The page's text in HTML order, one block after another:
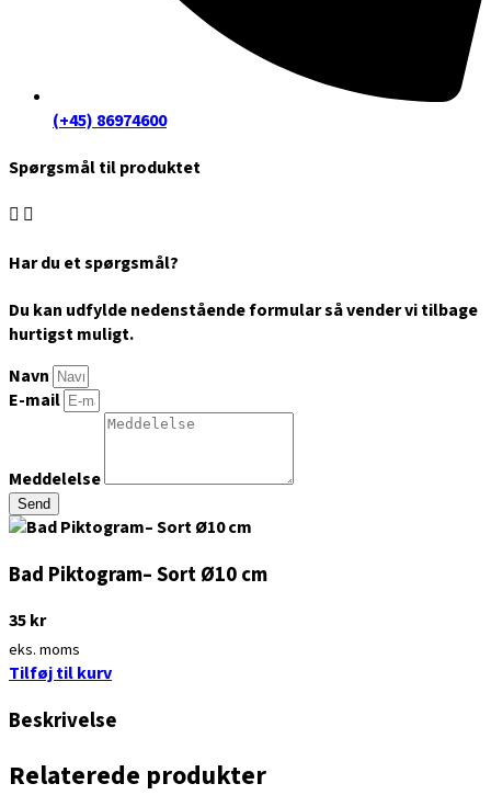
(+45) 86974600
Spørgsmål til produktet
Har du et spørgsmål?
Du kan udfylde nedenstående formular så vender vi tilbage
hurtigst muligt.
Navn
E-mail
Meddelelse
Send
Bad Piktogram– Sort Ø10 cm
35kr
eks. moms
Tilføj til kurv
Beskrivelse
Relaterede produkter